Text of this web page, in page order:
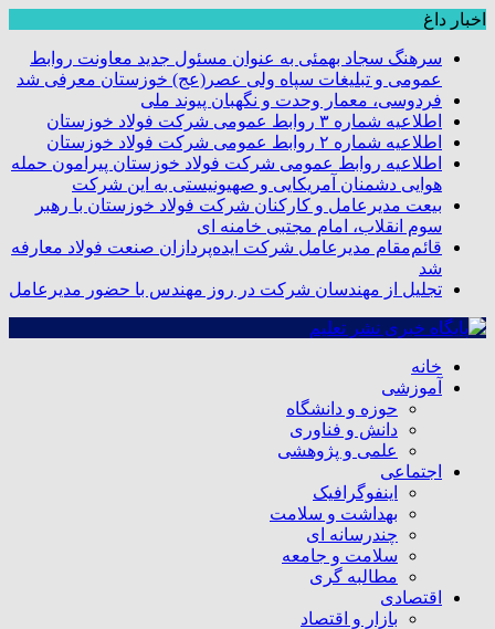
اخبار داغ
سرهنگ سجاد بهمئی به عنوان مسئول جدید معاونت روابط
عمومی و تبلیغات سپاه ولی عصر(عج) خوزستان معرفی شد
فردوسی، معمار وحدت و نگهبان پیوند ملی
اطلاعیه شماره ۳ روابط عمومی شرکت فولاد خوزستان
اطلاعیه شماره ۲ روابط عمومی شرکت فولاد خوزستان
اطلاعیه روابط عمومی شرکت فولاد خوزستان پیرامون حمله
هوایی دشمنان آمریکایی و صهیونیستی به این شرکت
بیعت مدیرعامل و کارکنان شرکت فولاد خوزستان با رهبر
سوم انقلاب، امام مجتبی خامنه ای
قائم‌مقام مدیرعامل شرکت ایده‌پردازان صنعت فولاد معارفه
شد
تجلیل از مهندسان شرکت در روز مهندس با حضور مدیرعامل
خانه
آموزشی
حوزه و دانشگاه
دانش و فناوری
علمی و پژوهشی
اجتماعی
اینفوگرافیک
بهداشت و سلامت
چندرسانه ای
سلامت و جامعه
مطالبه گری
اقتصادی
بازار و اقتصاد